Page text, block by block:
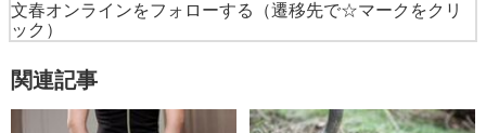
文春オンラインをフォローする
（遷移先で☆マークをクリ
ック）
関連記事